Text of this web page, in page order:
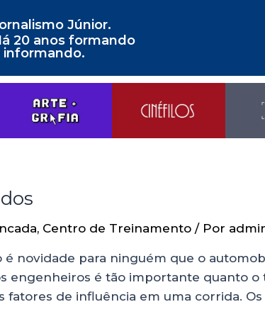
Júnior.
20 anos formando
informando.
, Centro de Treinamento / Por
é novidade para ninguém que o
engenheiros é tão importante quanto
fatores de influência em uma corrida.